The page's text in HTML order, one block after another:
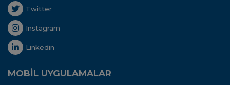
Twitter
Instagram
Linkedin
MOBİL UYGULAMALAR